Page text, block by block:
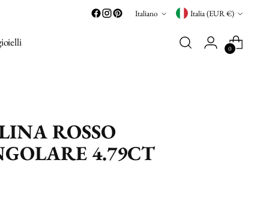
Lingua
Italiano Valuta Italia (EUR €)
0
ROSSO
4.79CT